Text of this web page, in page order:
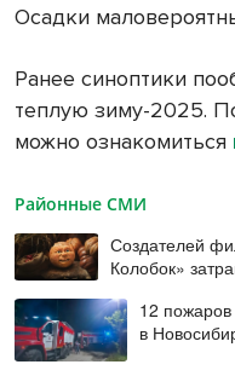
Осадки
Ранее синоптики
теплую зиму-2025.
можно ознакомиться
Районные СМИ
Создателей
Колобок»
12 пожаров
в